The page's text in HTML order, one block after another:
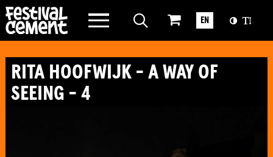
WAT WE DOEN
OVER CEMENT
EN
RITA HOOFWIJK - A WAY OF
SEEING - 4